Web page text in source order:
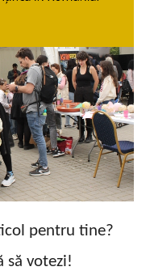
pentru tine?
să votezi!